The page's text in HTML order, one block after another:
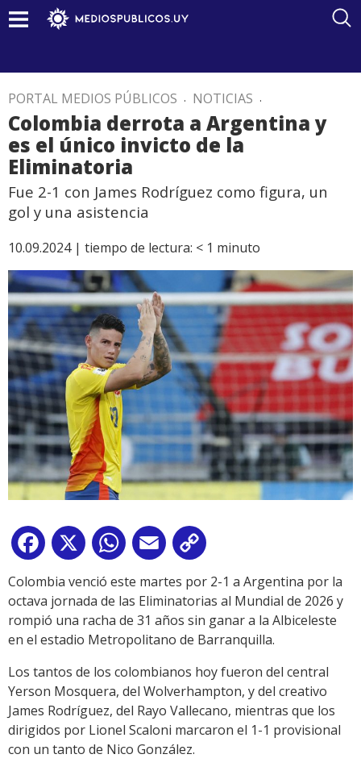
PORTAL MEDIOS PÚBLICOS . NOTICIAS .
Colombia derrota a Argentina y
es el único invicto de la
Eliminatoria
Fue 2-1 con James Rodríguez como figura, un
gol y una asistencia
10.09.2024 | tiempo de lectura: < 1 minuto
Facebook
X WhatsApp
Email
Link
Colombia venció este martes por 2-1 a Argentina por la
octava jornada de las Eliminatorias al Mundial de 2026 y
rompió una racha de 31 años sin ganar a la Albiceleste
en el estadio Metropolitano de Barranquilla.
Los tantos de los colombianos hoy fueron del central
Yerson Mosquera, del Wolverhampton, y del creativo
James Rodríguez, del Rayo Vallecano, mientras que los
dirigidos por Lionel Scaloni marcaron el 1-1 provisional
con un tanto de Nico González.